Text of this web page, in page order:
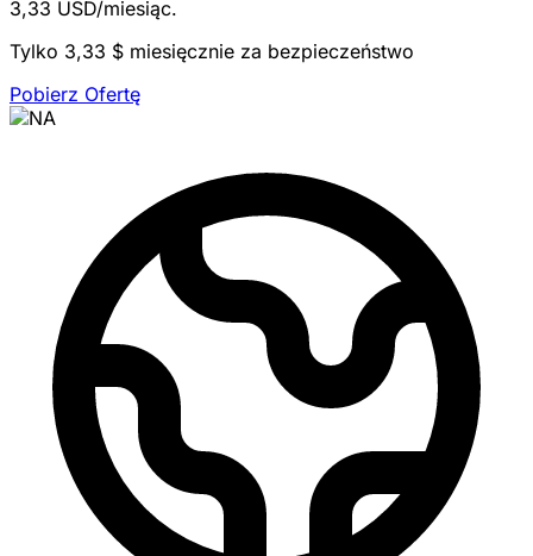
3,33 USD/miesiąc.
Tylko 3,33 $ miesięcznie za bezpieczeństwo
Pobierz Ofertę